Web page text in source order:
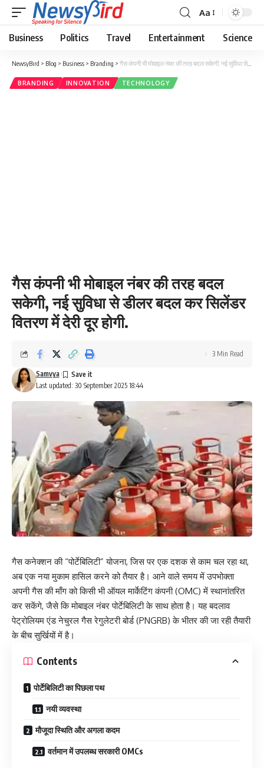
Aa
Business Politics Travel Entertainment Science
NewsyBird > Blog > Business > Branding > गैस कंपनी भी मोबाइल नंबर की तरह बदल सकेगी, नई सुविधा से डीलर बदल कर सिलेंडर वितरण में देरी दूर होगी.
BRANDING INNOVATION TECHNOLOGY
गैस कंपनी भी मोबाइल नंबर की तरह बदल
सकेगी, नई सुविधा से डीलर बदल कर सिलेंडर
वितरण में देरी दूर होगी.
Last updated: 30 September 2025 18:44
Samvya
3 Min Read
गैस कनेक्शन की “पोर्टेबिलिटी” योजना, जिस पर एक दशक से काम चल रहा था,
अब एक नया मुकाम हासिल करने को तैयार है। आने वाले समय में उपभोक्ता
अपनी गैस की माँग को किसी भी ऑयल मार्केटिंग कंपनी (OMC) में स्थानांतरित
कर सकेंगे, जैसे कि मोबाइल नंबर पोर्टेबिलिटी के साथ होता है। यह बदलाव
पेट्रोलियम एंड नेचुरल गैस रेगुलेटरी बोर्ड (PNGRB) के भीतर की जा रही तैयारी
के बीच सुर्खियों में है।
Contents
पोर्टेबिलिटी का पिछला पथ
नयी व्यवस्था
मौजूदा स्थिति और अगला कदम
वर्तमान में उपलब्ध सरकारी OMCs